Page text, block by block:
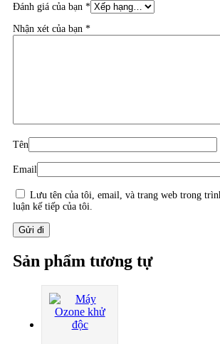
Đánh giá của bạn *
Nhận xét của bạn *
Tên
Email
Lưu tên của tôi, email, và trang web trong
luận kế tiếp của tôi.
Sản phẩm tương tự